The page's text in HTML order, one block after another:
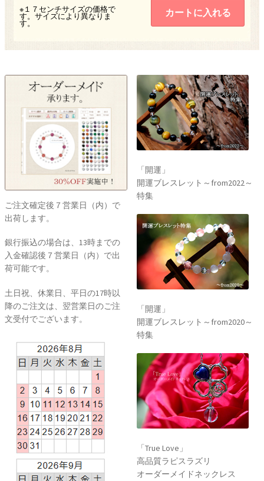
カートに入れる
※１７センチサイズの価格で
す。サイズにより異なりま
す。
ご注文確定後７営業日（内）で
出荷します。
銀行振込の場合は、13時までの
入金確認後７営業日（内）で出
荷可能です。
土日祝、休業日、平日の17時以
降のご注文は、翌営業日のご注
文受付でございます。
「開運」
開運ブレスレット～from2022～
特集
「開運」
開運ブレスレット～from2020～
特集
「True Love」
高品質ラピスラズリ
オーダーメイドネックレス